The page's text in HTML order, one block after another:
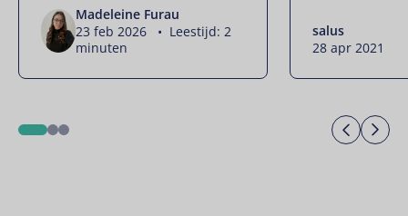
Madeleine Furau
23 feb 2026 • Leestijd: 2
minuten
salus
28 apr 2021
12